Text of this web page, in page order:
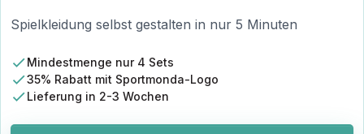
Spielkleidung selbst gestalten in nur 5 Minuten
Mindestmenge nur 4 Sets
35% Rabatt mit Sportmonda-Logo
Lieferung in 2-3 Wochen